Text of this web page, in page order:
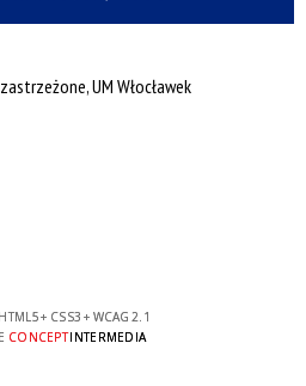
UM Włocławek
HTML5+ CSS3 + WCAG 2.1
CONCEPTINTERMEDIA